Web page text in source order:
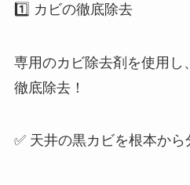
1️⃣ カビの徹底除去
専用のカビ除去剤を使用し
徹底除去！
✅ 天井の黒カビを根本から